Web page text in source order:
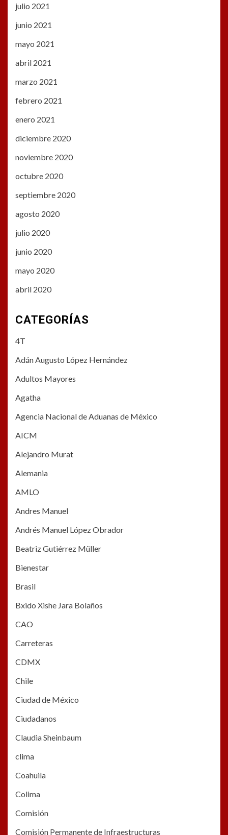
julio 2021
junio 2021
mayo 2021
abril 2021
marzo 2021
febrero 2021
enero 2021
diciembre 2020
noviembre 2020
octubre 2020
septiembre 2020
agosto 2020
julio 2020
junio 2020
mayo 2020
abril 2020
CATEGORÍAS
4T
Adán Augusto López Hernández
Adultos Mayores
Agatha
Agencia Nacional de Aduanas de México
AICM
Alejandro Murat
Alemania
AMLO
Andres Manuel
Andrés Manuel López Obrador
Beatriz Gutiérrez Müller
Bienestar
Brasil
Bxido Xishe Jara Bolaños
CAO
Carreteras
CDMX
Chile
Ciudad de México
Ciudadanos
Claudia Sheinbaum
clima
Coahuila
Colima
Comisión
Comisión Permanente de Infraestructuras